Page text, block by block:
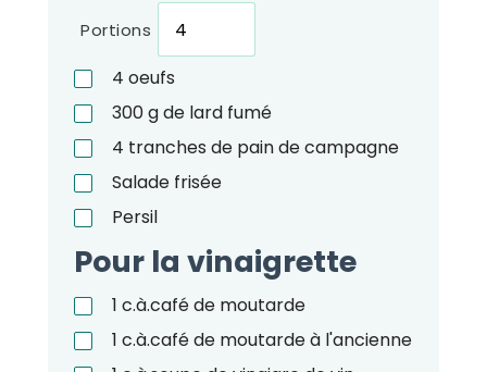
Portions
4 oeufs
300gde lard fumé
4 tranches de pain de campagne
Salade frisée
Persil
Pour la vinaigrette
1 c.à.caféde moutarde
1 c.à.caféde moutarde à l'ancienne